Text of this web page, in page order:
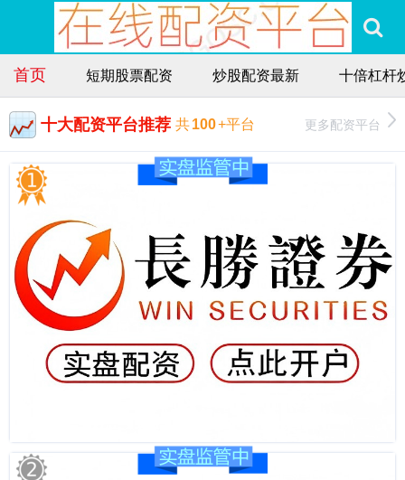
首页 短期股票配资 炒股配资最新 十倍杠杆
十大配资平台推荐 共100+平台 更多配资平台